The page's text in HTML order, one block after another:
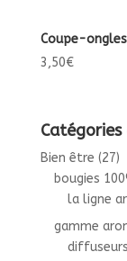
Coupe-
3,50€
Bien être (27)
bougies
la ligne
gamme